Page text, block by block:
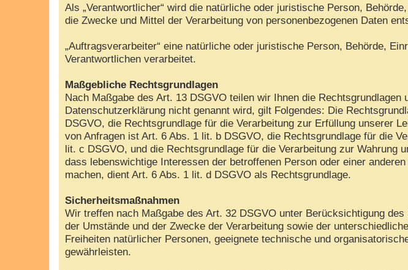
Als „Verantwortlicher“ wird die natürliche oder juristische Person,
die Zwecke und Mittel der Verarbeitung von personenbezogenen Daten
„Auftragsverarbeiter“ eine natürliche oder juristische Person, Behörde,
Verantwortlichen verarbeitet.
Maßgebliche Rechtsgrundlagen
Nach Maßgabe des Art. 13 DSGVO teilen wir Ihnen die
Datenschutzerklärung nicht genannt wird, gilt Folgendes: Die
DSGVO, die Rechtsgrundlage für die Verarbeitung zur Erfüllung unserer
von Anfragen ist Art. 6 Abs. 1 lit. b DSGVO, die Rechtsgrundlage für die
lit. c DSGVO, und die Rechtsgrundlage für die Verarbeitung zur
dass lebenswichtige Interessen der betroffenen Person oder einer
machen, dient Art. 6 Abs. 1 lit. d DSGVO als Rechtsgrundlage.
Sicherheitsmaßnahmen
Wir treffen nach Maßgabe des Art. 32 DSGVO unter Berücksichtigung
der Umstände und der Zwecke der Verarbeitung sowie der
Freiheiten natürlicher Personen, geeignete technische und
gewährleisten.